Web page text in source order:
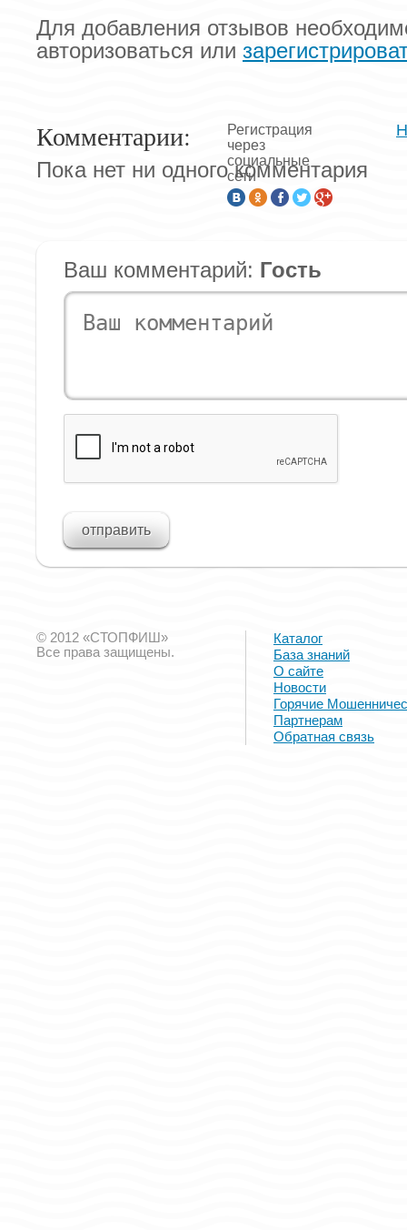
Для добавления отзывов
авторизоваться или
Комментарии:
Регистрация
через
социальные
сети
Пока нет ни одного комментария
Ваш комментарий: Гость
© 2012 «СТОПФИШ»
Все права защищены.
Каталог
База знаний
О сайте
Новости
Горячие
Партнерам
Обратная связь